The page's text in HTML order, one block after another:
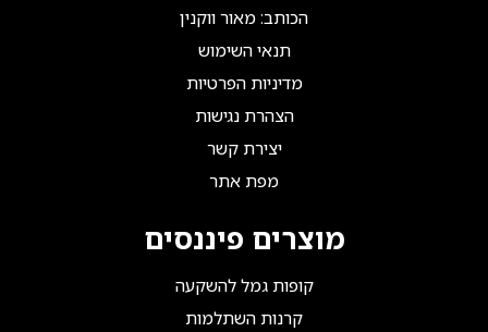
הכותב: מאור ווקנין
תנאי השימוש
מדיניות הפרטיות
הצהרת נגישות
יצירת קשר
מפת אתר
מוצרים פיננסים
קופות גמל להשקעה
קרנות השתלמות